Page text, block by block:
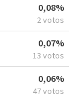
0,08%
2 votos
0,07%
13 votos
0,06%
47 votos